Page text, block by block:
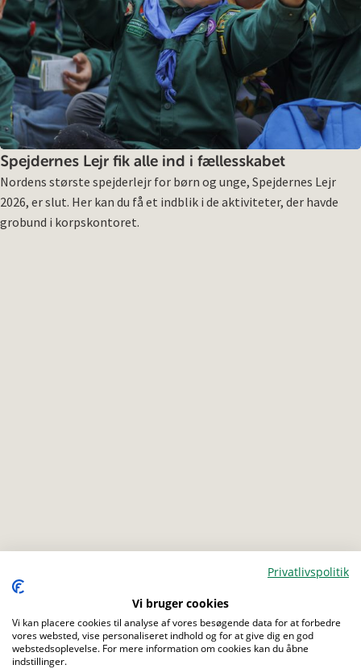
Spejdernes Lejr fik alle ind i fællesskabet
Nordens største spejderlejr for børn og unge, Spejdernes Lejr
2026, er slut. Her kan du få et indblik i de aktiviteter, der havde
grobund i korpskontoret.
Privatlivspolitik
Vi bruger cookies
Vi kan placere cookies til analyse af vores besøgende data for at forbedre
vores websted, vise personaliseret indhold og for at give dig en god
webstedsoplevelse. For mere information om cookies kan du åbne
indstillinger.